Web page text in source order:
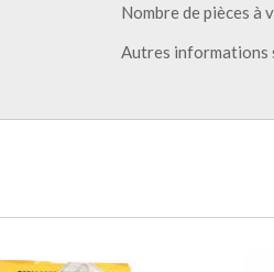
Nombre de pièces à
Autres informations